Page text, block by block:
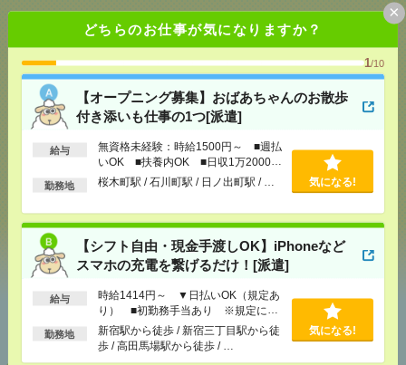
どちらのお仕事が気になりますか？
1/10
【オープニング募集】おばあちゃんのお散歩
付き添いも仕事の1つ[派遣]
給与
無資格未経験：時給1500円～ ■週払
いOK ■扶養内OK ■日収1万2000円
以上
勤務地 桜木町駅 / 石川町駅 / 日ノ出町駅 / … 気になる!
【シフト自由・現金手渡しOK】iPhoneなど
スマホの充電を繋げるだけ！[派遣]
給与
時給1414円～ ▼日払いOK（規定あ
り） ■初勤務手当あり ※規定によ
る
勤務地
新宿駅から徒歩 / 新宿三丁目駅から徒
歩 / 高田馬場駅から徒歩 / …
気になる!
×
応募ページへ
気になる！
メールで送る で送る
シェア ツイート ブックマーク
あなたの閲覧履歴からの
おすすめ